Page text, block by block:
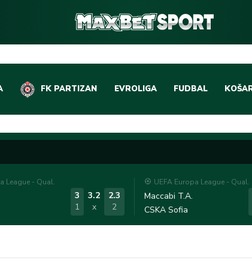
FK PARTIZAN EVROLIGA FUDBAL
DOMAĆI FUDBAL
LIGE PETICE
OSTALE LIGE
ABA
League - Qual.
3
1
3.2
x
2.3
2
UEFA Europa League - Qual.
Maccabi T.A.
CSKA Sofia